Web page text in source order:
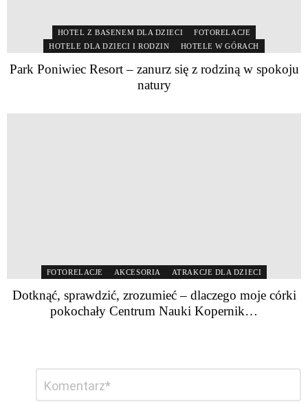
HOTEL Z BASENEM DLA DZIECI
FOTORELACJE
HOTELE DLA DZIECI I RODZIN
HOTELE W GÓRACH
Park Poniwiec Resort – zanurz się z rodziną w spokoju
natury
FOTORELACJE AKCESORIA ATRAKCJE DLA DZIECI
Dotknąć, sprawdzić, zrozumieć – dlaczego moje córki
pokochały Centrum Nauki Kopernik…
komentarz